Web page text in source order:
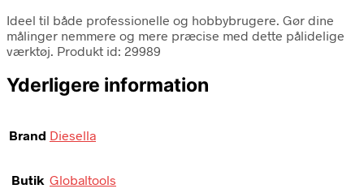
Ideel til både professionelle og hobbybrugere. Gør dine
målinger nemmere og mere præcise med dette pålidelige
værktøj. Produkt id: 29989
Yderligere information
Brand Diesella
Butik Globaltools